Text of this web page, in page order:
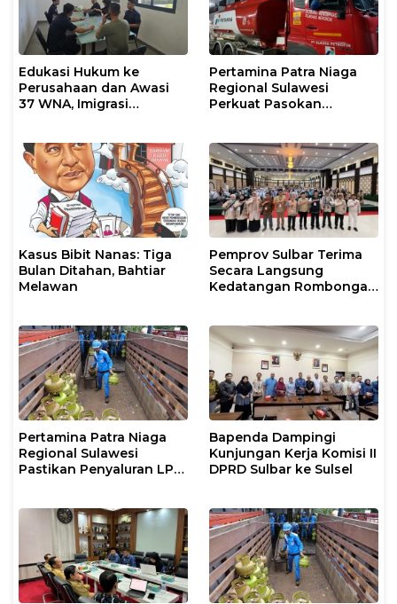
Edukasi Hukum ke
Perusahaan dan Awasi
37 WNA, Imigrasi
Pangkep
Pertamina Patra Niaga
Regional Sulawesi
Perkuat Pasokan
Kasus Bibit Nanas: Tiga
Bulan Ditahan, Bahtiar
Melawan
Pemprov Sulbar Terima
Secara Langsung
Kedatangan Rombongan
Pertamina Patra Niaga
Regional Sulawesi
Pastikan Penyaluran LPG
Pasokan Selama Periode
Hari Raya Idul adha
Bapenda Dampingi
Kunjungan Kerja Komisi II
DPRD Sulbar ke Sulsel